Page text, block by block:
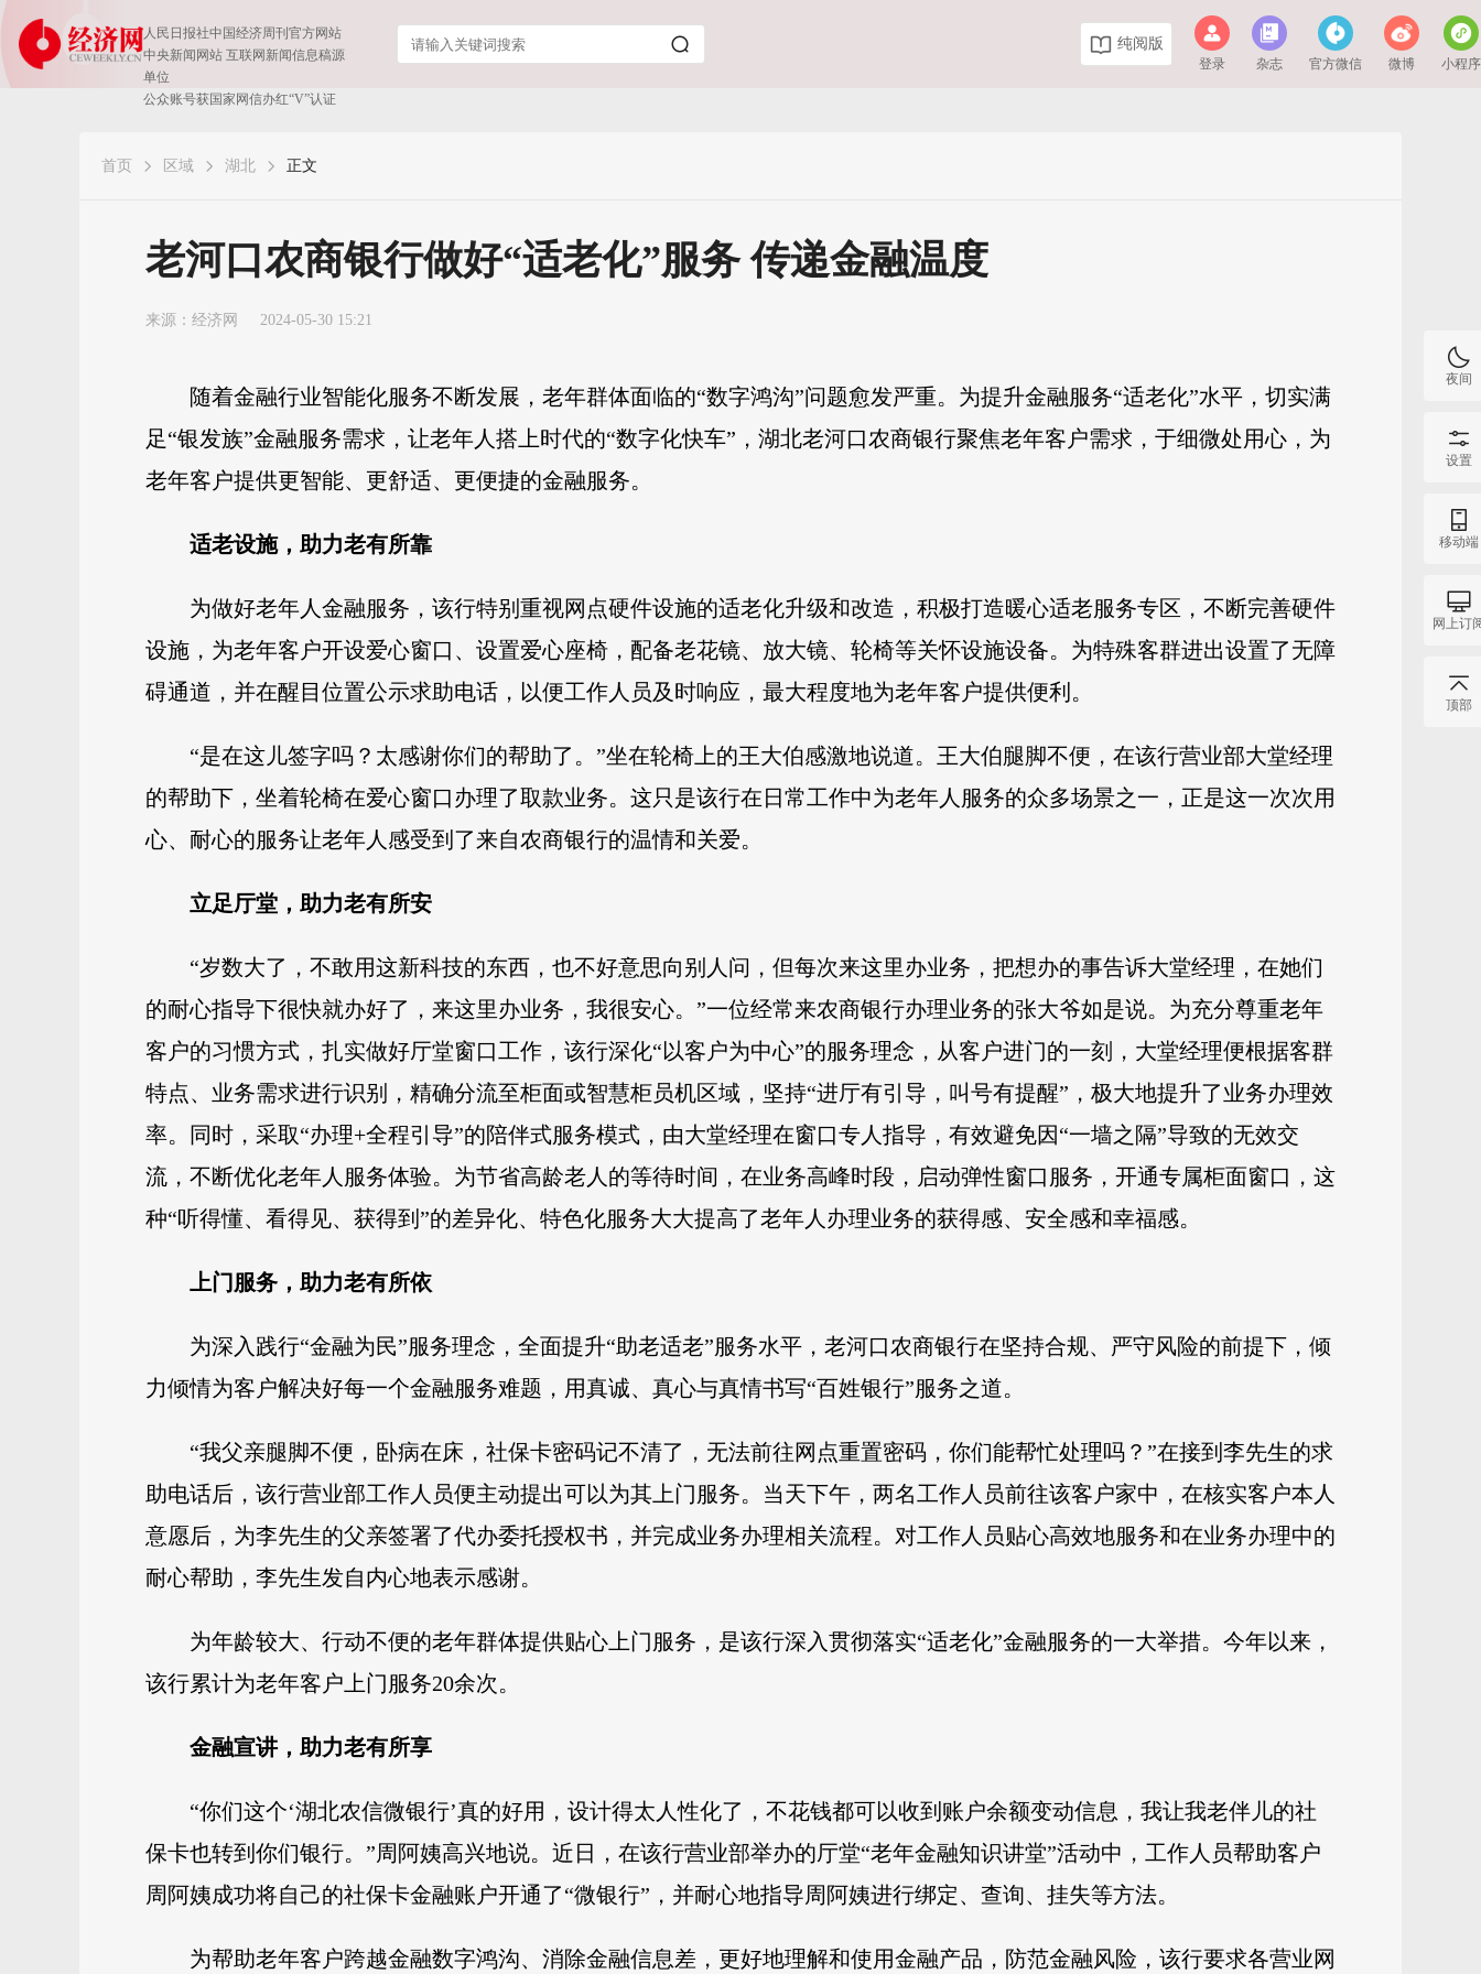
人民日报社中国经济周刊官方网站
中央新闻网站 互联网新闻信息稿源
单位
公众账号获国家网信办红“V”认证
纯阅版
登录 杂志 官方微信 微博 小程序
首页 区域 湖北 正文
老河口农商银行做好“适老化”服务 传递金融温度
来源： 经济网 2024-05-30 15:21
随着金融行业智能化服务不断发展，老年群体面临的“数字鸿沟”问题愈发严重。为提升金融服务“适老化”水平，切实满
足“银发族”金融服务需求，让老年人搭上时代的“数字化快车”，湖北老河口农商银行聚焦老年客户需求，于细微处用心，为
老年客户提供更智能、更舒适、更便捷的金融服务。
适老设施，助力老有所靠
为做好老年人金融服务，该行特别重视网点硬件设施的适老化升级和改造，积极打造暖心适老服务专区，不断完善硬件
设施，为老年客户开设爱心窗口、设置爱心座椅，配备老花镜、放大镜、轮椅等关怀设施设备。为特殊客群进出设置了无障
碍通道，并在醒目位置公示求助电话，以便工作人员及时响应，最大程度地为老年客户提供便利。
“是在这儿签字吗？太感谢你们的帮助了。”坐在轮椅上的王大伯感激地说道。王大伯腿脚不便，在该行营业部大堂经理
的帮助下，坐着轮椅在爱心窗口办理了取款业务。这只是该行在日常工作中为老年人服务的众多场景之一，正是这一次次用
心、耐心的服务让老年人感受到了来自农商银行的温情和关爱。
立足厅堂，助力老有所安
“岁数大了，不敢用这新科技的东西，也不好意思向别人问，但每次来这里办业务，把想办的事告诉大堂经理，在她们
的耐心指导下很快就办好了，来这里办业务，我很安心。”一位经常来农商银行办理业务的张大爷如是说。为充分尊重老年
客户的习惯方式，扎实做好厅堂窗口工作，该行深化“以客户为中心”的服务理念，从客户进门的一刻，大堂经理便根据客群
特点、业务需求进行识别，精确分流至柜面或智慧柜员机区域，坚持“进厅有引导，叫号有提醒”，极大地提升了业务办理效
率。同时，采取“办理+全程引导”的陪伴式服务模式，由大堂经理在窗口专人指导，有效避免因“一墙之隔”导致的无效交
流，不断优化老年人服务体验。为节省高龄老人的等待时间，在业务高峰时段，启动弹性窗口服务，开通专属柜面窗口，这
种“听得懂、看得见、获得到”的差异化、特色化服务大大提高了老年人办理业务的获得感、安全感和幸福感。
上门服务，助力老有所依
为深入践行“金融为民”服务理念，全面提升“助老适老”服务水平，老河口农商银行在坚持合规、严守风险的前提下，倾
力倾情为客户解决好每一个金融服务难题，用真诚、真心与真情书写“百姓银行”服务之道。
“我父亲腿脚不便，卧病在床，社保卡密码记不清了，无法前往网点重置密码，你们能帮忙处理吗？”在接到李先生的求
助电话后，该行营业部工作人员便主动提出可以为其上门服务。当天下午，两名工作人员前往该客户家中，在核实客户本人
意愿后，为李先生的父亲签署了代办委托授权书，并完成业务办理相关流程。对工作人员贴心高效地服务和在业务办理中的
耐心帮助，李先生发自内心地表示感谢。
为年龄较大、行动不便的老年群体提供贴心上门服务，是该行深入贯彻落实“适老化”金融服务的一大举措。今年以来，
该行累计为老年客户上门服务20余次。
金融宣讲，助力老有所享
“你们这个‘湖北农信微银行’真的好用，设计得太人性化了，不花钱都可以收到账户余额变动信息，我让我老伴儿的社
保卡也转到你们银行。”周阿姨高兴地说。近日，在该行营业部举办的厅堂“老年金融知识讲堂”活动中，工作人员帮助客户
周阿姨成功将自己的社保卡金融账户开通了“微银行”，并耐心地指导周阿姨进行绑定、查询、挂失等方法。
为帮助老年客户跨越金融数字鸿沟、消除金融信息差，更好地理解和使用金融产品，防范金融风险，该行要求各营业网
夜间
设置
移动端
网上订
顶部